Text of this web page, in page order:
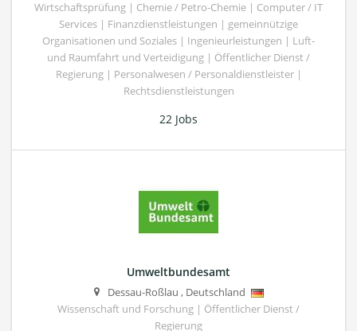
Wirtschaftsprüfung | Chemie / Petro-Chemie | Computer / IT
Services | Finanzdienstleistungen | gemeinnützige
Organisationen und Soziales | Ingenieurleistungen | Luft-
und Raumfahrt und Verteidigung | Öffentlicher Dienst /
Regierung | Personalwesen / Personaldienstleister |
Rechtsdienstleistungen
22 Jobs
Umweltbundesamt
Dessau-Roßlau , Deutschland
Wissenschaft und Forschung | Öffentlicher Dienst /
Regierung